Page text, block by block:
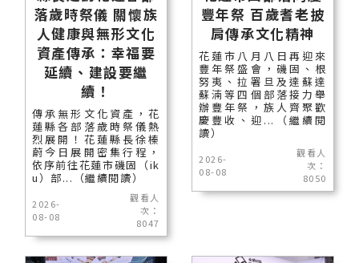
落歲時祭儀 關懷族
人健康與無形文化
資產傳承：幸福要
延續、建設要繼
續！
傳承無形文化資產，花
蓮縣各部落歲時祭儀熱
烈展開！花蓮縣長徐榛
蔚今日展開密集行程，
依序前往花蓮市磯固（ik
u）部...（繼續閱讀）
2026-
08-08
觀看人
次：
8047
豐年祭 百歲耆老披
肩傳承文化精神
花蓮市八月八日再迎來
豐年祭盛會，磯固、根
努夷、拉署旦及達蘇達
蘇湳等四個部落接力舉
辦豐年祭，族人齊聚歡
慶豐收、迎...（繼續閱
讀）
2026-
08-08
觀看人
次：
8050